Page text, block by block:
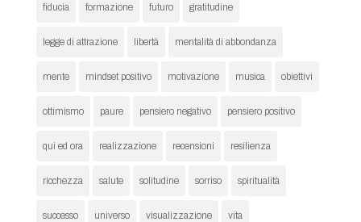
fiducia formazione futuro gratitudine
legge di attrazione libertà mentalità di abbondanza
mente mindset positivo motivazione musica obiettivi
ottimismo paure pensiero negativo pensiero positivo
qui ed ora realizzazione recensioni resilienza
ricchezza salute solitudine sorriso spiritualità
successo universo visualizzazione vita